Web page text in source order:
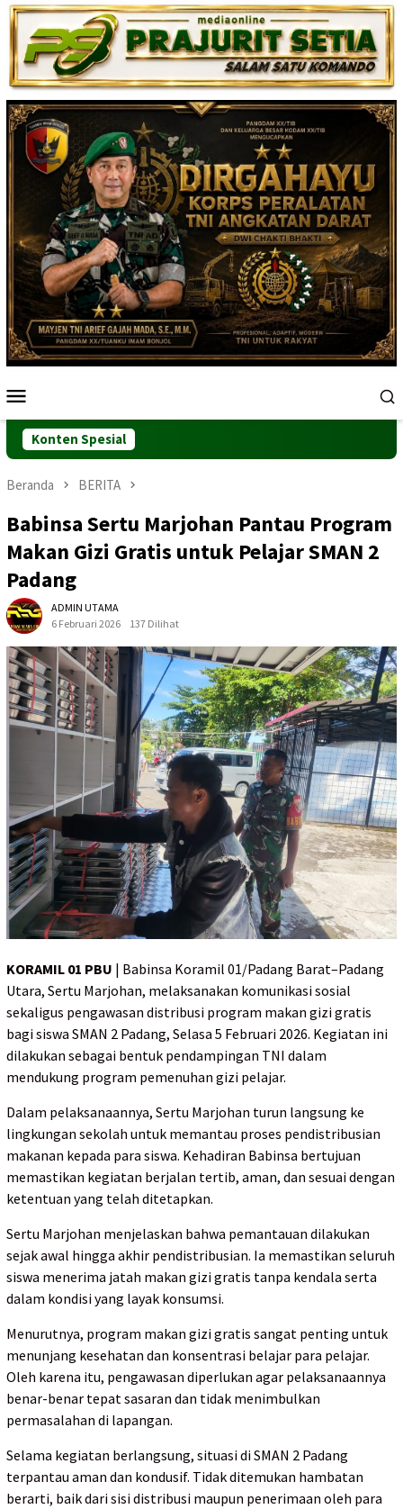
Loncat
ke
konten
Mobile
Konten Spesial
Beranda BERITA
Babinsa Sertu Marjohan Pantau Program
Makan Gizi Gratis untuk Pelajar SMAN 2
Padang
ADMIN UTAMA
6 Februari 2026
137 Dilihat
KORAMIL 01 PBU | Babinsa Koramil 01/Padang Barat–Padang
Utara, Sertu Marjohan, melaksanakan komunikasi sosial
sekaligus pengawasan distribusi program makan gizi gratis
bagi siswa SMAN 2 Padang, Selasa 5 Februari 2026. Kegiatan ini
dilakukan sebagai bentuk pendampingan TNI dalam
mendukung program pemenuhan gizi pelajar.
Dalam pelaksanaannya, Sertu Marjohan turun langsung ke
lingkungan sekolah untuk memantau proses pendistribusian
makanan kepada para siswa. Kehadiran Babinsa bertujuan
memastikan kegiatan berjalan tertib, aman, dan sesuai dengan
ketentuan yang telah ditetapkan.
Sertu Marjohan menjelaskan bahwa pemantauan dilakukan
sejak awal hingga akhir pendistribusian. Ia memastikan seluruh
siswa menerima jatah makan gizi gratis tanpa kendala serta
dalam kondisi yang layak konsumsi.
Menurutnya, program makan gizi gratis sangat penting untuk
menunjang kesehatan dan konsentrasi belajar para pelajar.
Oleh karena itu, pengawasan diperlukan agar pelaksanaannya
benar-benar tepat sasaran dan tidak menimbulkan
permasalahan di lapangan.
Selama kegiatan berlangsung, situasi di SMAN 2 Padang
terpantau aman dan kondusif. Tidak ditemukan hambatan
berarti, baik dari sisi distribusi maupun penerimaan oleh para